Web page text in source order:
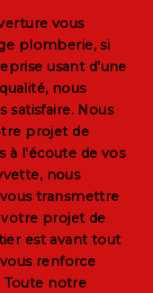
vous
plomberie, si
usant d’une
nous
satisfaire. Nous
projet de
à l’écoute de vos
, nous
transmettre
votre projet de
est avant tout
renforce
Toute notre